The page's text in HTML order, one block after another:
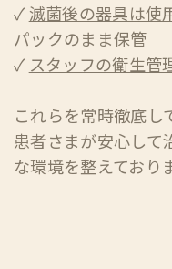
✓ 滅菌後の器具は使
パックのまま保管
✓ スタッフの衛生管
これらを常時徹底し
患者さまが安心して
な環境を整えており